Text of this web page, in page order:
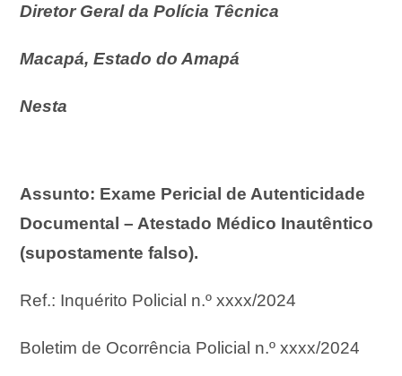
Diretor Geral da Polícia Têcnica
Macapá, Estado do Amapá
Nesta
Assunto: Exame Pericial de Autenticidade
Documental – Atestado Médico Inautêntico
(supostamente falso).
Ref.: Inquérito Policial n.º xxxx/2024
Boletim de Ocorrência Policial n.º xxxx/2024